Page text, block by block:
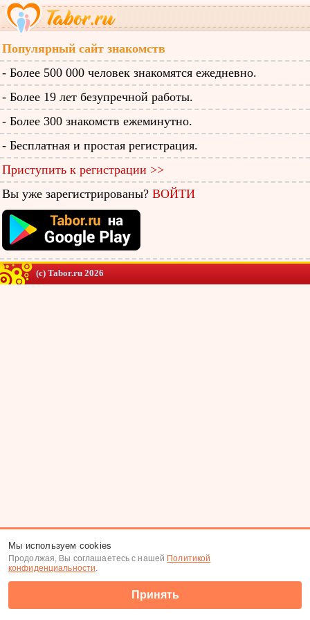
Популярный сайт знакомств
- Более 500 000 человек знакомятся ежедневно.
- Более 19 лет безупречной работы.
- Более 300 знакомств ежеминутно.
- Бесплатная и простая регистрация.
Приступить к регистрации >>
Вы уже зарегистрированы? ВОЙТИ
(c) Tabor.ru 2026
Мы используем cookies
Продолжая, Вы соглашаетесь с нашей Политикой
конфиденциальности.
Принять